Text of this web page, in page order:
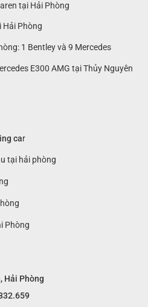
tại Hải Phòng
Hải Phòng
1 Bentley và 9 Mercedes
E300 AMG tại Thủy Nguyên
car
tại hải phòng
Phòng
Hải Phòng